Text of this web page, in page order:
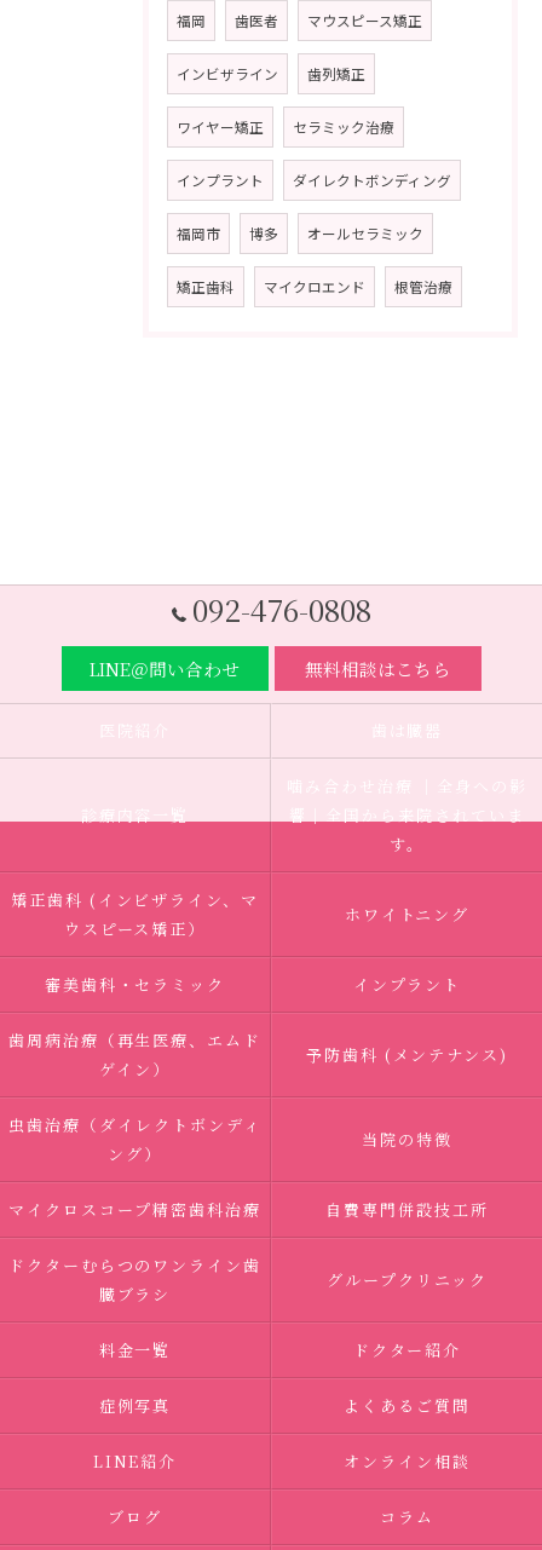
福岡 歯医者 マウスピース矯正
インビザライン 歯列矯正
ワイヤー矯正 セラミック治療
インプラント ダイレクトボンディング
福岡市 博多 オールセラミック
矯正歯科 マイクロエンド 根管治療
092-476-0808
LINE＠問い合わせ 無料相談はこちら
医院紹介 歯は臓器
診療内容一覧
噛み合わせ治療 ｜全身への影
響｜全国から来院されていま
す。
矯正歯科 (インビザライン、マ
ウスピース矯正）
ホワイトニング
審美歯科・セラミック インプラント
歯周病治療（再生医療、エムド
ゲイン）
予防歯科 (メンテナンス)
虫歯治療（ダイレクトボンディ
ング）
当院の特徴
マイクロスコープ精密歯科治療 自費専門併設技工所
ドクターむらつのワンライン歯
臓ブラシ
グループクリニック
料金一覧 ドクター紹介
症例写真 よくあるご質問
LINE紹介 オンライン相談
ブログ コラム